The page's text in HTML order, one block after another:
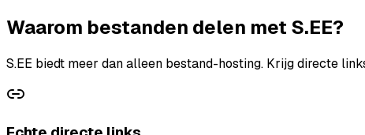
Waarom bestanden delen met S.EE?
S.EE biedt meer dan alleen bestand-hosting. Krijg directe